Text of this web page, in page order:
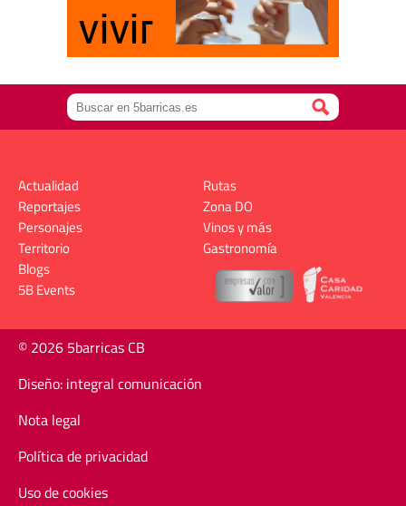
Actualidad
Reportajes
Personajes
Territorio
Rutas
Zona DO
Vinos y más
Gastronomía
Blogs
5B Events
© 2026 5barricas CB
Diseño: integral comunicación
Nota legal
Política de privacidad
Uso de cookies